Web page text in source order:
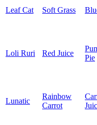
Leaf Cat Soft Grass
Loli Ruri Red Juice
Pie
Lunatic
Rainbow
Carrot